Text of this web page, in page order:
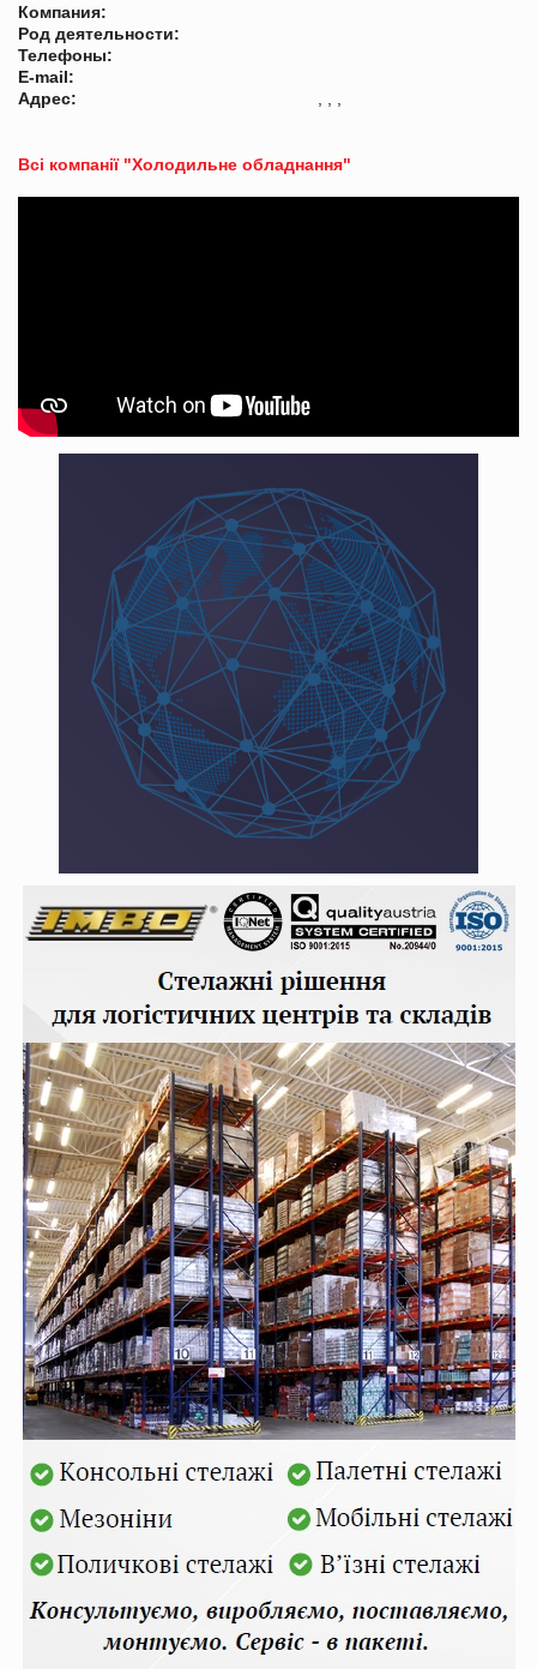
Компания:
Род деятельности:
Телефоны:
E-mail:
Адрес:
Всі компанії "Холодильне обладнання"